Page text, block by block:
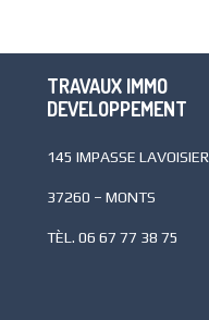
TRAVAUX IMMO
DEVELOPPEMENT
145 IMPASSE LAVOISIER
37260 – MONTS
TÈL.06 67 77 38 75